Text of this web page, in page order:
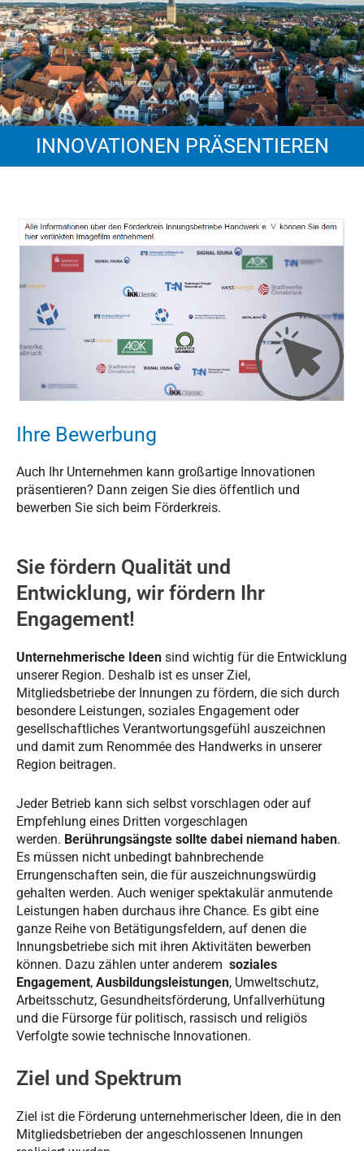
INNOVATIONEN PRÄSENTIEREN
Ihre Bewerbung
Auch Ihr Unternehmen kann großartige Innovationen
präsentieren? Dann zeigen Sie dies öffentlich und
bewerben Sie sich beim Förderkreis.
Sie fördern Qualität und
Entwicklung, wir fördern Ihr
Engagement!
Unternehmerische Ideen sind wichtig für die Entwicklung
unserer Region. Deshalb ist es unser Ziel,
Mitgliedsbetriebe der Innungen zu fördern, die sich durch
besondere Leistungen, soziales Engagement oder
gesellschaftliches Verantwortungsgefühl auszeichnen
und damit zum Renommée des Handwerks in unserer
Region beitragen.
Jeder Betrieb kann sich selbst vorschlagen oder auf
Empfehlung eines Dritten vorgeschlagen
werden. Berührungsängste sollte dabei niemand haben.
Es müssen nicht unbedingt bahnbrechende
Errungenschaften sein, die für auszeichnungswürdig
gehalten werden. Auch weniger spektakulär anmutende
Leistungen haben durchaus ihre Chance. Es gibt eine
ganze Reihe von Betätigungsfeldern, auf denen die
Innungsbetriebe sich mit ihren Aktivitäten bewerben
können. Dazu zählen unter anderem soziales
Engagement, Ausbildungsleistungen, Umweltschutz,
Arbeitsschutz, Gesundheitsförderung, Unfallverhütung
und die Fürsorge für politisch, rassisch und religiös
Verfolgte sowie technische Innovationen.
Ziel und Spektrum
Ziel ist die Förderung unternehmerischer Ideen, die in den
Mitgliedsbetrieben der angeschlossenen Innungen